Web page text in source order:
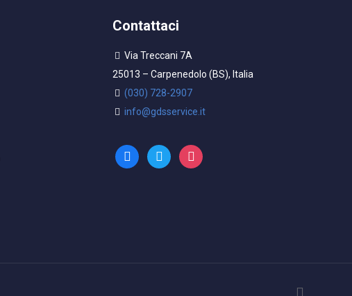
Contattaci
Via Treccani 7A
25013 – Carpenedolo (BS), Italia
(030) 728-2907
info@gdsservice.it
facebooktwitter instagram